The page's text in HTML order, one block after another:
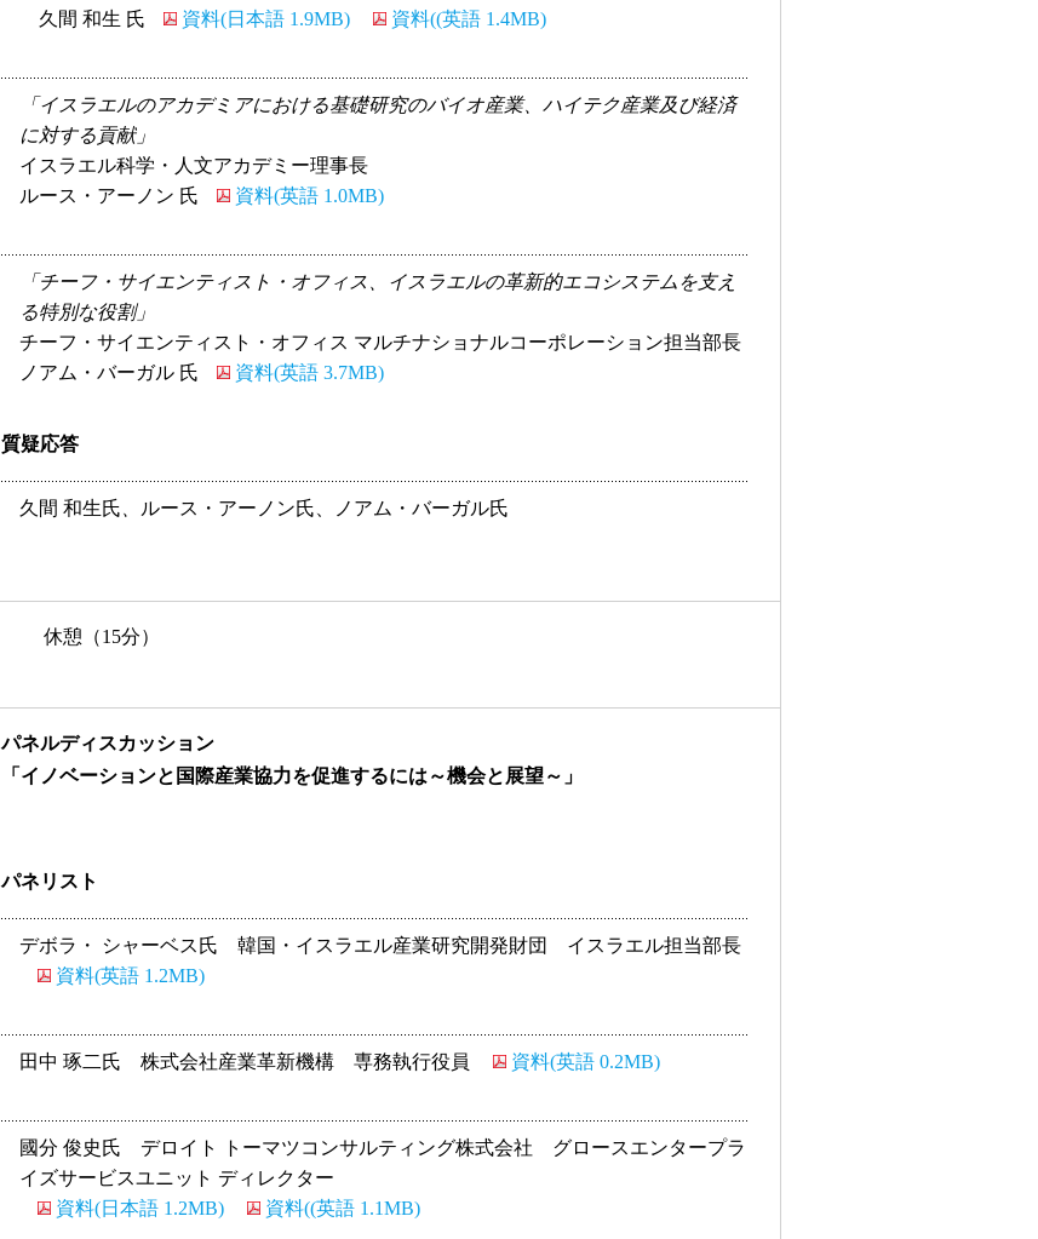
久間 和生 氏
資料(日本語 1.9MB) 資料((英語 1.4MB)
「イスラエルのアカデミアにおける基礎研究のバイオ産業、ハイテク産業及び経済
に対する貢献」
イスラエル科学・人文アカデミー理事長
ルース・アーノン 氏
資料(英語 1.0MB)
「チーフ・サイエンティスト・オフィス、イスラエルの革新的エコシステムを支え
る特別な役割」
チーフ・サイエンティスト・オフィス マルチナショナルコーポレーション担当部長
ノアム・バーガル 氏
資料(英語 3.7MB)
質疑応答
久間 和生氏、 ルース・アーノン氏、ノアム・バーガル氏
休憩（15分）
パネルディスカッション
「イノベーションと国際産業協力を促進するには～機会と展望～」
パネリスト
デボラ・ シャーベス氏 韓国・イスラエル産業研究開発財団 イスラエル担当部長
資料(英語 1.2MB)
田中 琢二氏 株式会社産業革新機構 専務執行役員 資料(英語 0.2MB)
國分 俊史氏 デロイト トーマツコンサルティング株式会社 グロースエンタープラ
イズサービスユニット ディレクター
資料(日本語 1.2MB)
資料((英語 1.1MB)